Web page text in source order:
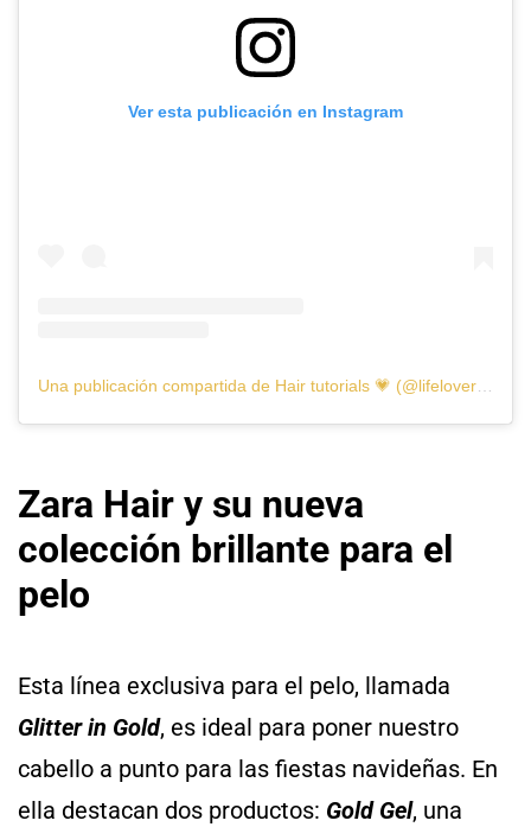
Ver esta publicación en Instagram
Zara Hair y su nueva
colección brillante para el
pelo
Esta línea exclusiva para el pelo, llamada
Glitter in Gold, es ideal para poner nuestro
cabello a punto para las fiestas navideñas. En
ella destacan dos productos: Gold Gel, una